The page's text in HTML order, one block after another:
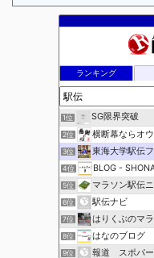
ランキング
1位 SG限界突破
2位 横断幕ならオ
3位 東海大学駅伝
4位 BLOG -
5位 マラソン駅伝
6位 駅伝ナビ
7位 はりくぶのマ
8位 はなのブログ
9位 報道 スポパー